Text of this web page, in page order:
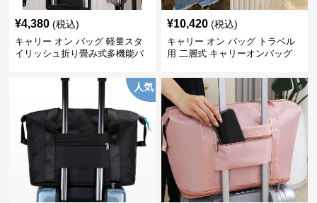
¥4,380 (税込)
キャリー オン バッグ 軽量スタ
イリッシュ折り畳み式多機能バ
¥10,420 (税込)
キャリー オン バッグ トラベル
用 二層式 キャリーオンバッグ
人気